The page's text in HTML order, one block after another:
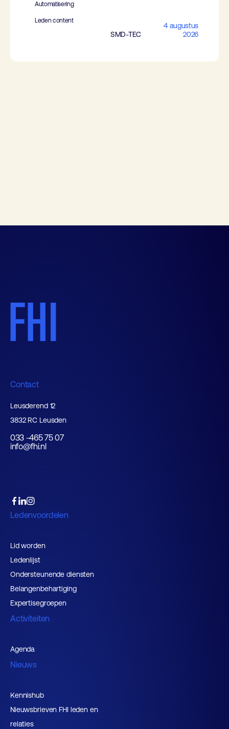
Automatisering
Leden content
SMD-TEC
4 augustus
2026
Contact
Leusderend 12
3832 RC Leusden
033 -465 75 07
info@fhi.nl
Ledenvoordelen
Lid worden
Ledenlijst
Ondersteunende diensten
Belangenbehartiging
Expertisegroepen
Activiteiten
Agenda
Nieuws
Kennishub
Nieuwsbrieven FHI leden en
relaties